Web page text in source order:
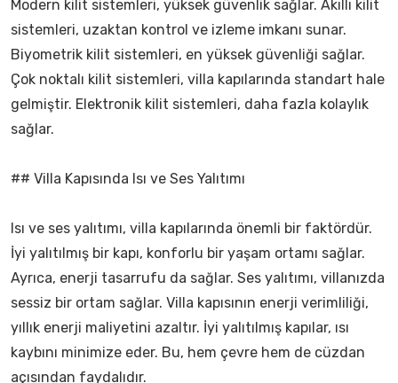
Modern kilit sistemleri, yüksek güvenlik sağlar. Akıllı kilit
sistemleri, uzaktan kontrol ve izleme imkanı sunar.
Biyometrik kilit sistemleri, en yüksek güvenliği sağlar.
Çok noktalı kilit sistemleri, villa kapılarında standart hale
gelmiştir. Elektronik kilit sistemleri, daha fazla kolaylık
sağlar.
## Villa Kapısında Isı ve Ses Yalıtımı
Isı ve ses yalıtımı, villa kapılarında önemli bir faktördür.
İyi yalıtılmış bir kapı, konforlu bir yaşam ortamı sağlar.
Ayrıca, enerji tasarrufu da sağlar. Ses yalıtımı, villanızda
sessiz bir ortam sağlar. Villa kapısının enerji verimliliği,
yıllık enerji maliyetini azaltır. İyi yalıtılmış kapılar, ısı
kaybını minimize eder. Bu, hem çevre hem de cüzdan
açısından faydalıdır.